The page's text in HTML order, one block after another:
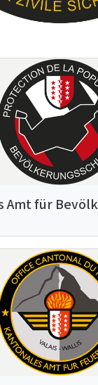
Amt für